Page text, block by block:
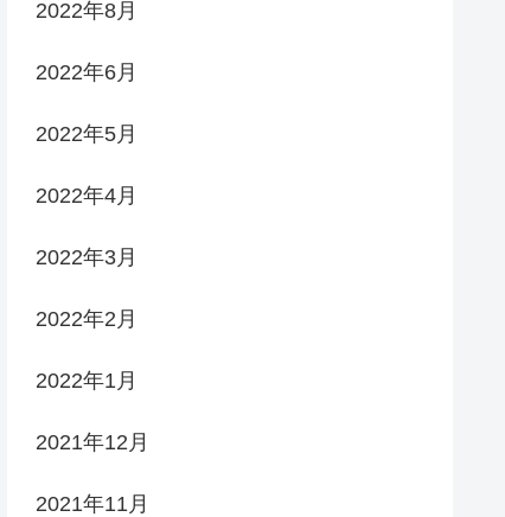
2022年8月
2022年6月
2022年5月
2022年4月
2022年3月
2022年2月
2022年1月
2021年12月
2021年11月